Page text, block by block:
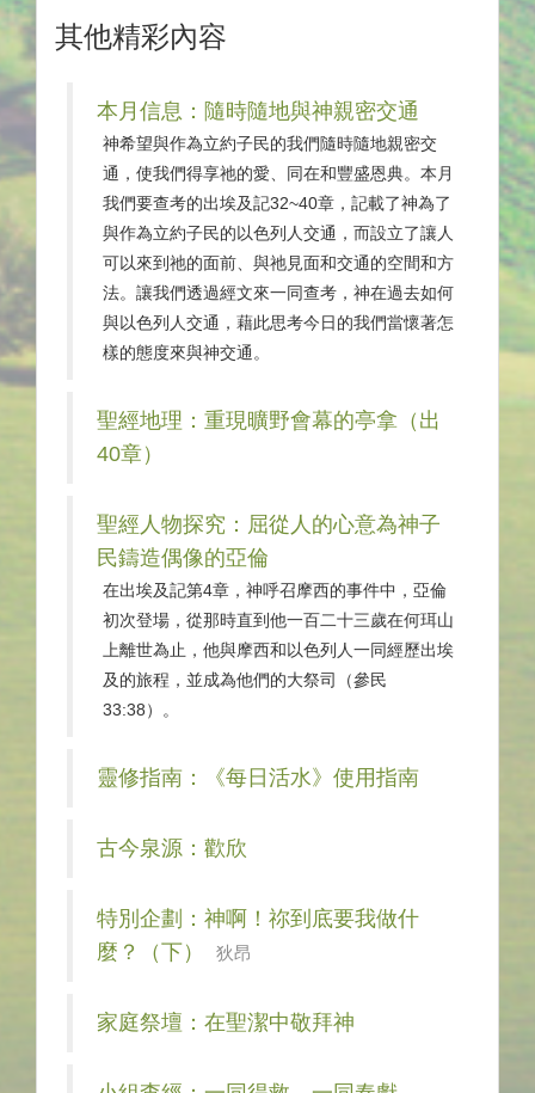
其他精彩內容
本月信息：隨時隨地與神親密交通
神希望與作為立約子民的我們隨時隨地親密交
通，使我們得享祂的愛、同在和豐盛恩典。本月
我們要查考的出埃及記32~40章，記載了神為了
與作為立約子民的以色列人交通，而設立了讓人
可以來到祂的面前、與祂見面和交通的空間和方
法。讓我們透過經文來一同查考，神在過去如何
與以色列人交通，藉此思考今日的我們當懷著怎
樣的態度來與神交通。
聖經地理：重現曠野會幕的亭拿（出
40章）
聖經人物探究：屈從人的心意為神子
民鑄造偶像的亞倫
在出埃及記第4章，神呼召摩西的事件中，亞倫
初次登場，從那時直到他一百二十三歲在何珥山
上離世為止，他與摩西和以色列人一同經歷出埃
及的旅程，並成為他們的大祭司（參民
33:38）。
靈修指南：《每日活水》使用指南
古今泉源：歡欣
特別企劃：神啊！祢到底要我做什
麼？（下） 狄昂
家庭祭壇：在聖潔中敬拜神